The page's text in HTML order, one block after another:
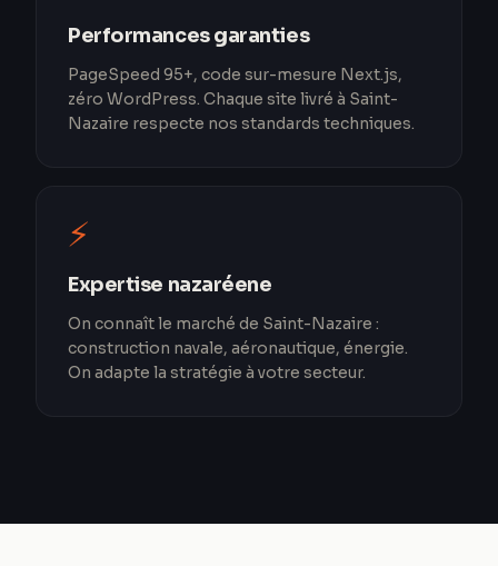
Performances garanties
PageSpeed 95+, code sur-mesure Next.js,
zéro WordPress. Chaque site livré à Saint-
Nazaire respecte nos standards techniques.
⚡
Expertise nazaréene
On connaît le marché de Saint-Nazaire :
construction navale, aéronautique, énergie.
On adapte la stratégie à votre secteur.